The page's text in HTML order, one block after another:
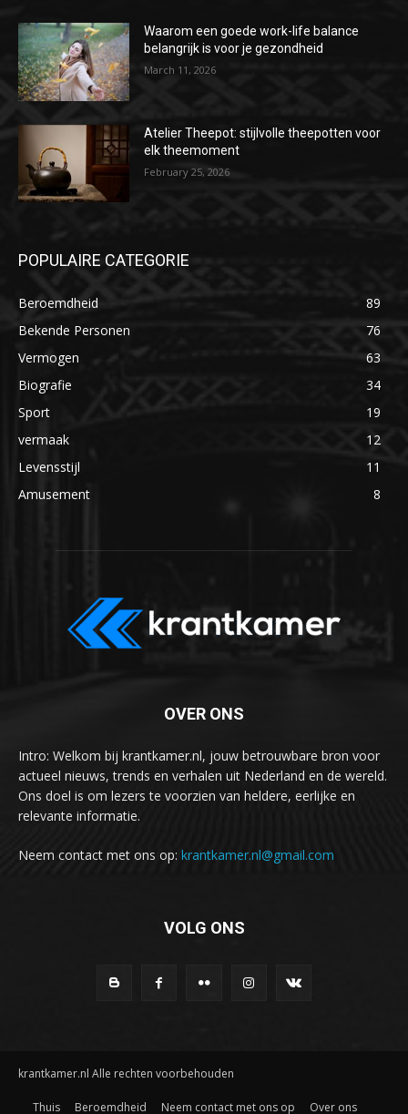
Waarom een goede work-life balance
belangrijk is voor je gezondheid
March 11, 2026
Atelier Theepot: stijlvolle theepotten voor
elk theemoment
February 25, 2026
POPULAIRE CATEGORIE
Beroemdheid
89
Bekende Personen
76
Vermogen
63
Biografie
34
Sport
19
vermaak
12
Levensstijl
11
Amusement
8
OVER ONS
Intro: Welkom bij krantkamer.nl, jouw betrouwbare bron voor
actueel nieuws, trends en verhalen uit Nederland en de wereld.
Ons doel is om lezers te voorzien van heldere, eerlijke en
relevante informatie.
Neem contact met ons op: krantkamer.nl@gmail.com
VOLG ONS
krantkamer.nl Alle rechten voorbehouden
Thuis Beroemdheid Neem contact met ons op
Over ons